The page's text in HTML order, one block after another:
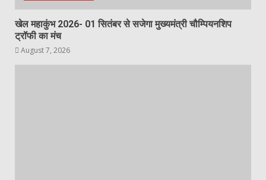
खेल महाकुंभ 2026- 01 सितंबर से सजेगा मुख्यमंत्री चौम्पियनशिप
ट्रॉफी का मंच
August 7, 2026